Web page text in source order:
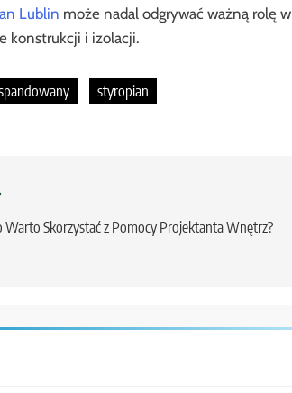
Lublin może nadal odgrywać ważną rolę w
konstrukcji i izolacji.
styropian
Warto Skorzystać z Pomocy Projektanta Wnętrz?